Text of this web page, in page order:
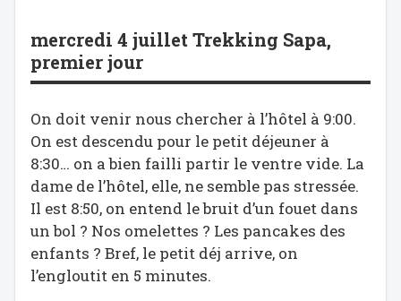
mercredi 4 juillet Trekking Sapa,
premier jour
On doit venir nous chercher à l’hôtel à 9:00.
On est descendu pour le petit déjeuner à
8:30… on a bien failli partir le ventre vide. La
dame de l’hôtel, elle, ne semble pas stressée.
Il est 8:50, on entend le bruit d’un fouet dans
un bol ? Nos omelettes ? Les pancakes des
enfants ? Bref, le petit déj arrive, on
l’engloutit en 5 minutes.